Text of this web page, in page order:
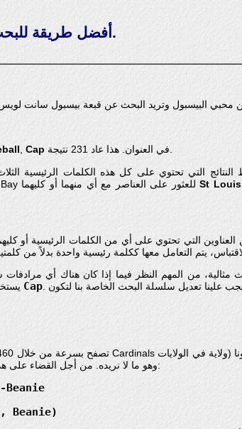
Odd.com - أفضل طريقة للبحث في موقع ئي باي.
,Cap
التي تحتوي على كل هذه الكلمات الرئيسية
. لتصحيح هذه المشكلة، يمكنك إخبار eBay للعثور على العناصر مع أي منهما أو كليهماSt Louis
من المهم النظر فيما إذا كان هناك أي
Cap
) وهو ما لا نريده. من أجل القضاء على هذه النتائج، يمكننا استخدام علامة الطرح:
Beanie)